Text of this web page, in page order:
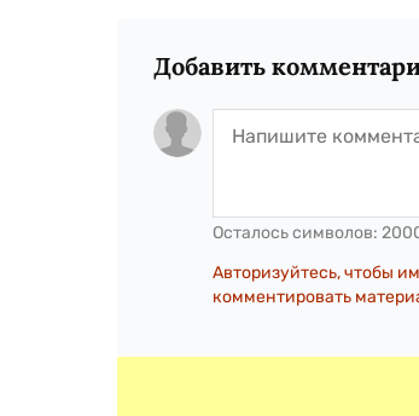
Добавить
Осталось символов:
Авторизуйтесь, чтобы
комментировать